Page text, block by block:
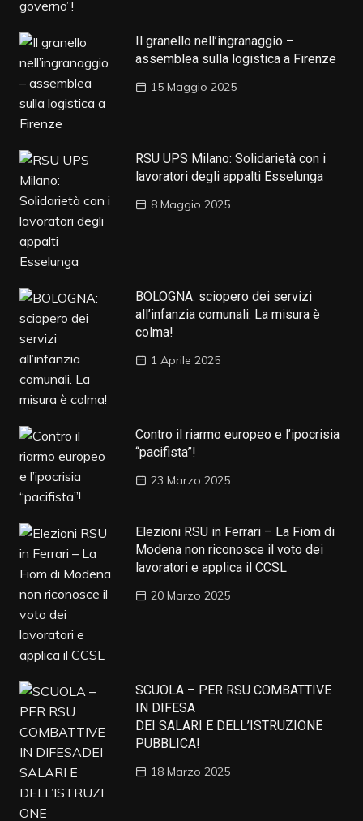
Il granello nell’ingranaggio –
assemblea sulla logistica a Firenze
15 Maggio 2025
RSU UPS Milano: Solidarietà con i
lavoratori degli appalti Esselunga
8 Maggio 2025
BOLOGNA: sciopero dei servizi
all’infanzia comunali. La misura è
colma!
1 Aprile 2025
Contro il riarmo europeo e l’ipocrisia
“pacifista”!
23 Marzo 2025
Elezioni RSU in Ferrari – La Fiom di
Modena non riconosce il voto dei
lavoratori e applica il CCSL
20 Marzo 2025
SCUOLA – PER RSU COMBATTIVE
IN DIFESA
DEI SALARI E DELL’ISTRUZIONE
PUBBLICA!
18 Marzo 2025